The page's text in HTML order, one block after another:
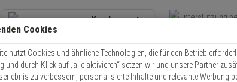
Kundencenter
Kontaktservice nutzen
Mo. - Do.: 8:00 - 16:30 Fr. 8:00 - 14:00 Uhr
Cookies
nutzt Cookies und ähnliche Technologien, die für den Betrieb
und durch Klick auf „alle aktivieren“ setzen wir und unsere Partner
zu verbessern, personalisierte Inhalte und relevante Werbung